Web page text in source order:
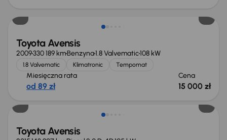
Toyota Avensis
2009330 189 kmBenzyna1.8 Valvematic108 kW
1.8 Valvematic Klimatronic Tempomat
Miesięczna rata
od 89 zł
Cena
15 000 zł
Świeżo skupione
Toyota Avensis